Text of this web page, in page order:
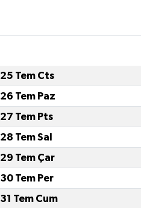
25 Tem Cts
26 Tem Paz
27 Tem Pts
28 Tem Sal
29 Tem Çar
30 Tem Per
31 Tem Cum